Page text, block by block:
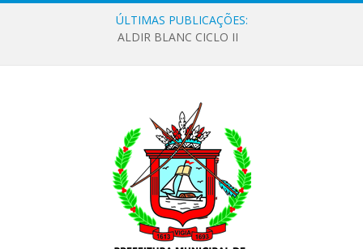
ÚLTIMAS PUBLICAÇÕES:
ALDIR BLANC CICLO II